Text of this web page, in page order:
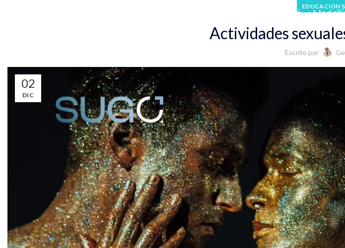
Bogotá
EDUCACIÓN
Actividades
Escrito por
02
DIC